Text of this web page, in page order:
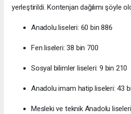
yerleştirildi. Kontenjan dağılımı şöyle
Anadolu liseleri: 60 bin 886
Fen liseleri: 38 bin 700
Sosyal bilimler liseleri: 9 bin 210
Anadolu imam hatip liseleri: 43
Mesleki ve teknik Anadolu